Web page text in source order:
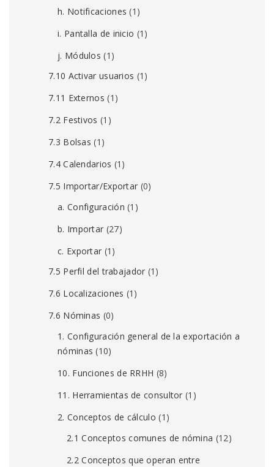
h. Notificaciones (1)
i. Pantalla de inicio (1)
j. Módulos (1)
7.10 Activar usuarios (1)
7.11 Externos (1)
7.2 Festivos (1)
7.3 Bolsas (1)
7.4 Calendarios (1)
7.5 Importar/Exportar (0)
a. Configuración (1)
b. Importar (27)
c. Exportar (1)
7.5 Perfil del trabajador (1)
7.6 Localizaciones (1)
7.6 Nóminas (0)
1. Configuración general de la exportación a
nóminas (10)
10. Funciones de RRHH (8)
11. Herramientas de consultor (1)
2. Conceptos de cálculo (1)
2.1 Conceptos comunes de nómina (12)
2.2 Conceptos que operan entre